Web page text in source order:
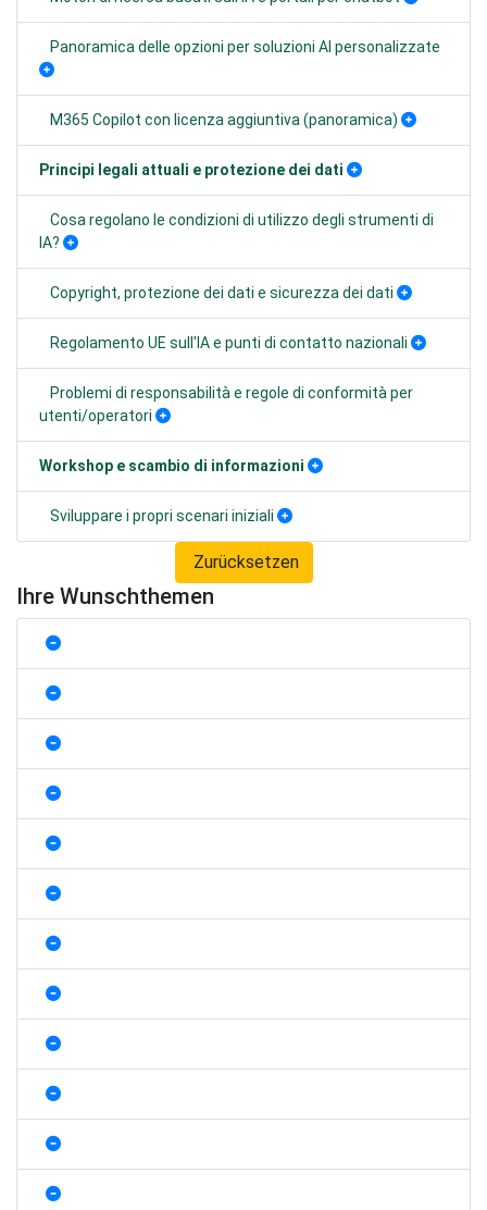
Panoramica delle opzioni per soluzioni AI personalizzate
M365 Copilot con licenza aggiuntiva (panoramica)
Principi legali attuali e protezione dei dati
Cosa regolano le condizioni di utilizzo degli strumenti di
IA?
Copyright, protezione dei dati e sicurezza dei dati
Regolamento UE sull'IA e punti di contatto nazionali
Problemi di responsabilità e regole di conformità per
utenti/operatori
Workshop e scambio di informazioni
Sviluppare i propri scenari iniziali
Zurücksetzen
Ihre Wunschthemen